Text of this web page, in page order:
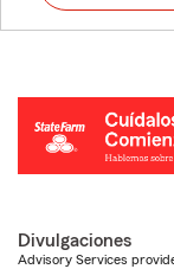
Divulgaciones
Advisory Services